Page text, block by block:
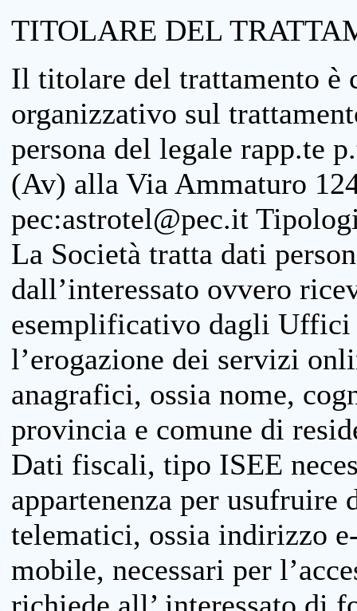
TITOLARE DEL
Il titolare del trattamento è
organizzativo sul
persona del legale rapp.te
(Av) alla Via Ammaturo
pec:astrotel@pec.it
La Società tratta dati
dall’interessato ovvero
esemplificativo dagli
l’erogazione dei servizi
anagrafici, ossia nome,
provincia e comune di
Dati fiscali, tipo ISEE
appartenenza per
telematici, ossia indirizzo
mobile, necessari per
richiede all’ interessato di